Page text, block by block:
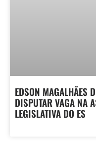
EDSON MAGALHÃES
DISPUTAR VAGA NA
LEGISLATIVA DO ES